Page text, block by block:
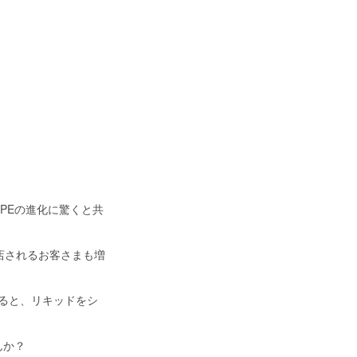
の進化に驚くと共
れるお客さまも増
と、リキッドをシ
？